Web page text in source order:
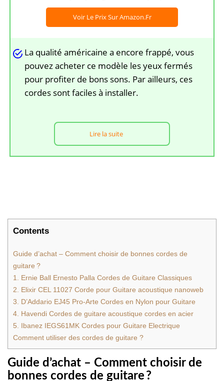
Voir Le Prix Sur Amazon.fr
La qualité américaine a encore frappé, vous
pouvez acheter ce modèle les yeux fermés
pour profiter de bons sons. Par ailleurs, ces
cordes sont faciles à installer.
Lire la suite
Contents
Guide d’achat – Comment choisir de bonnes cordes de
guitare ?
1. Ernie Ball Ernesto Palla Cordes de Guitare Classiques
2. Elixir CEL 11027 Corde pour Guitare acoustique nanoweb
3. D’Addario EJ45 Pro-Arte Cordes en Nylon pour Guitare
4. Havendi Cordes de guitare acoustique cordes en acier
5. Ibanez IEGS61MK Cordes pour Guitare Electrique
Comment utiliser des cordes de guitare ?
Guide d’achat – Comment choisir de
bonnes cordes de guitare ?